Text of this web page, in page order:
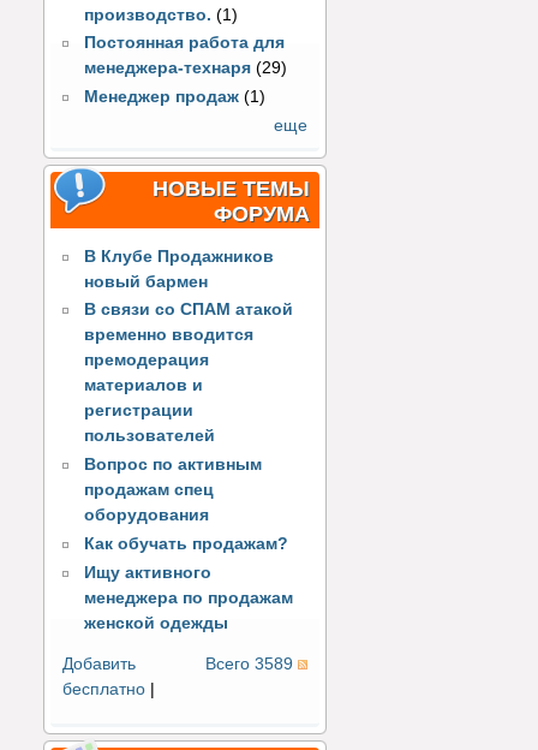
производство. (1)
Постоянная работа для
менеджера-технаря (29)
Менеджер продаж (1)
еще
НОВЫЕ ТЕМЫ
ФОРУМА
В Клубе Продажников
новый бармен
В связи со СПАМ атакой
временно вводится
премодерация
материалов и
регистрации
пользователей
Вопрос по активным
продажам спец
оборудования
Как обучать продажам?
Ищу активного
менеджера по продажам
женской одежды
Всего 3589
Добавить
бесплатно |